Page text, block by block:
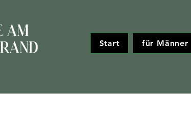
Start für Männer